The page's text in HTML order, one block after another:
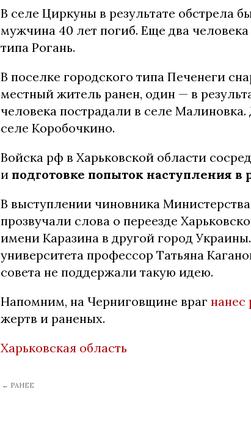
В селе Циркуны в результате обстрела
мужчина 40 лет погиб. Еще два
типа Рогань.
В поселке городского типа Печенеги
местный житель ранен, один — в
человека пострадали в селе
селе Коробочкино.
Войска рф в Харьковской области
и подготовке попыток наступления в
В выступлении чиновника
прозвучали слова о переезде
имени Каразина в другой город
университета профессор Татьяна
совета не поддержали такую идею.
Напомним, на Черниговщине враг нанес
жертв и раненых.
Харьковская область
← РАНЕЕ